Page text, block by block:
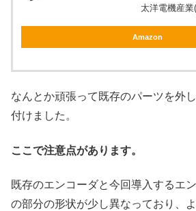
太洋電機産業
Amazon
なんとか頑張って既存のパーツを外
付けました。
ここで注意点があります。
既存のエンコーダと今回導入するエ
の部分の形状が少し異なっており、